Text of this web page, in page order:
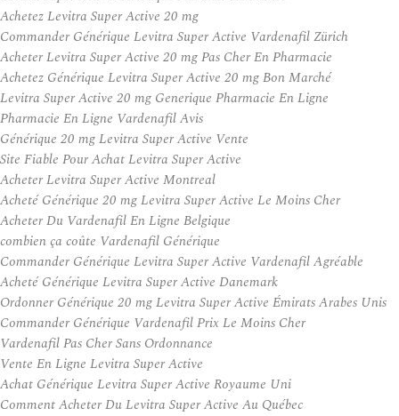
Achetez Levitra Super Active 20 mg
Commander Générique Levitra Super Active Vardenafil Zürich
Acheter Levitra Super Active 20 mg Pas Cher En Pharmacie
Achetez Générique Levitra Super Active 20 mg Bon Marché
Levitra Super Active 20 mg Generique Pharmacie En Ligne
Pharmacie En Ligne Vardenafil Avis
Générique 20 mg Levitra Super Active Vente
Site Fiable Pour Achat Levitra Super Active
Acheter Levitra Super Active Montreal
Acheté Générique 20 mg Levitra Super Active Le Moins Cher
Acheter Du Vardenafil En Ligne Belgique
combien ça coûte Vardenafil Générique
Commander Générique Levitra Super Active Vardenafil Agréable
Acheté Générique Levitra Super Active Danemark
Ordonner Générique 20 mg Levitra Super Active Émirats Arabes Unis
Commander Générique Vardenafil Prix Le Moins Cher
Vardenafil Pas Cher Sans Ordonnance
Vente En Ligne Levitra Super Active
Achat Générique Levitra Super Active Royaume Uni
Comment Acheter Du Levitra Super Active Au Québec